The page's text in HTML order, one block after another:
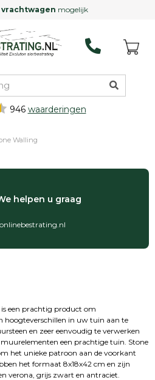
mogelijk
946 waarderingen
Walling
helpen u graag
een prachtig product om
hoogteverschillen in uw tuin aan te
en zeer eenvoudig te verwerken
een prachtige tuin. Stone
het unieke patroon aan de voorkant
het formaat 8x18x42 cm en zijn
verona, grijs zwart en antraciet.